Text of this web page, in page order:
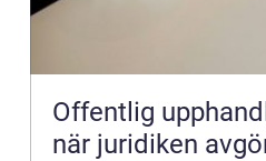
Offentlig
när juridiken